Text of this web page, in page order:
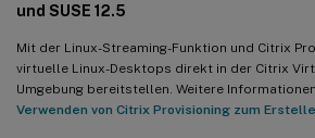
und SUSE 12.5
Mit der Linux-Streaming-Funktion und Citrix
virtuelle Linux-Desktops direkt in der Citrix
Umgebung bereitstellen. Weitere
Verwenden von Citrix Provisioning zum